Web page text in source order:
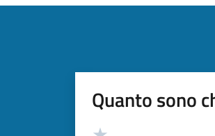
Quanto sono
Valutazione